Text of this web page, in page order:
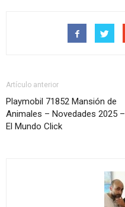
Artículo anterior
Playmobil 71852 Mansión de
Animales – Novedades 2025 –
El Mundo Click